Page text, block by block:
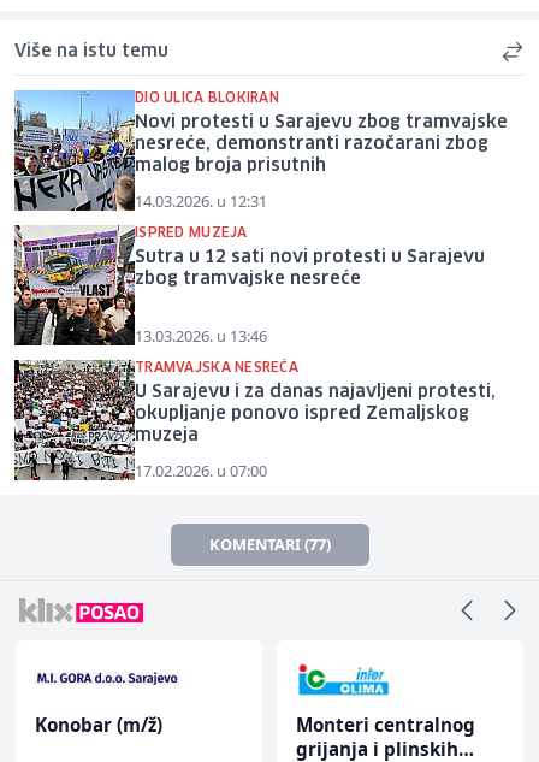
Više na istu temu
DIO ULICA BLOKIRAN
Novi protesti u Sarajevu zbog tramvajske
nesreće, demonstranti razočarani zbog
malog broja prisutnih
14.03.2026. u 12:31
ISPRED MUZEJA
Sutra u 12 sati novi protesti u Sarajevu
zbog tramvajske nesreće
13.03.2026. u 13:46
TRAMVAJSKA NESREĆA
U Sarajevu i za danas najavljeni protesti,
okupljanje ponovo ispred Zemaljskog
muzeja
17.02.2026. u 07:00
KOMENTARI (77)
Konobar (m/ž)
Monteri centralnog
grijanja i plinskih